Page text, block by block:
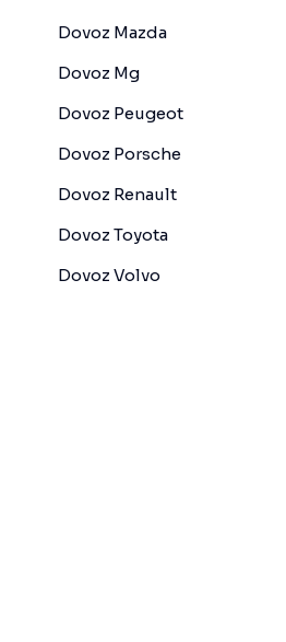
Dovoz Mazda
Dovoz Mg
Dovoz Peugeot
Dovoz Porsche
Dovoz Renault
Dovoz Toyota
Dovoz Volvo